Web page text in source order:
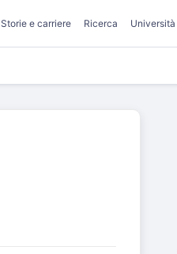
Storie e carriere Ricerca Università